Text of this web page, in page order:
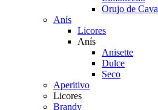
Orujo de Cava
Anís
Licores
Anís
Anisette
Dulce
Seco
Aperitivo
Licores
Brandy